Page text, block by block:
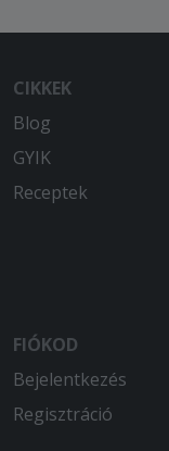
CIKKEK
Blog
GYIK
Receptek
FIÓKOD
Bejelentkezés
Regisztráció